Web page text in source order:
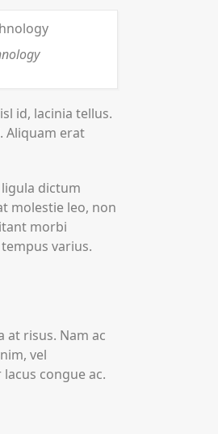
id, lacinia tellus.
Aliquam erat
dictum
molestie leo, non
morbi
varius.
at risus. Nam ac
vel
congue ac.